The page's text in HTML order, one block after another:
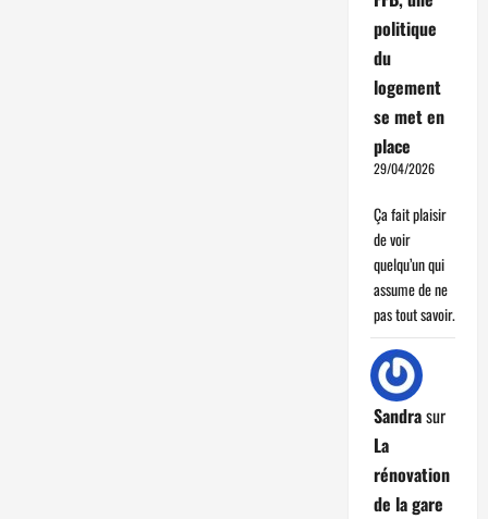
politique
du
logement
se met en
place
29/04/2026
Ça fait plaisir
de voir
quelqu’un qui
assume de ne
pas tout savoir.
Sandrasur
La
rénovation
de la gare